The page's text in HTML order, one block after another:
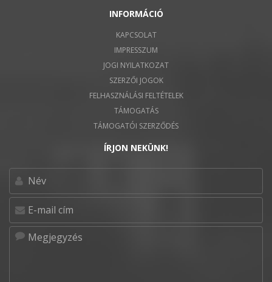
INFORMÁCIÓ
KAPCSOLAT
IMPRESSZUM
JOGI NYILATKOZAT
SZERZŐI JOGOK
FELHASZNÁLÁSI FELTÉTELEK
TÁMOGATÁS
TÁMOGATÓI SZERZŐDÉS
ÍRJON NEKÜNK!